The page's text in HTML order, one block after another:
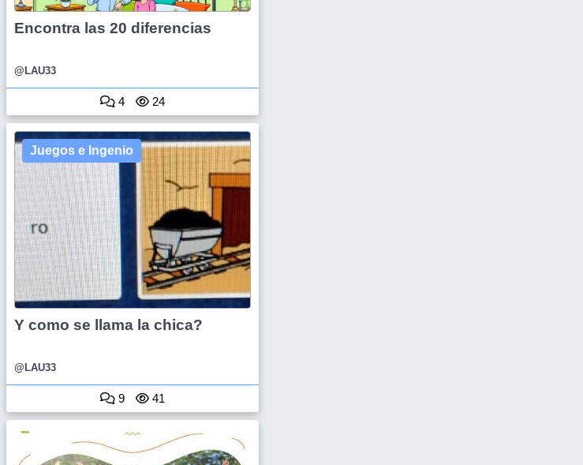
Encontra las 20 diferencias
@LAU33
4 24
Juegos e Ingenio
Y como se llama la chica?
@LAU33
9 41